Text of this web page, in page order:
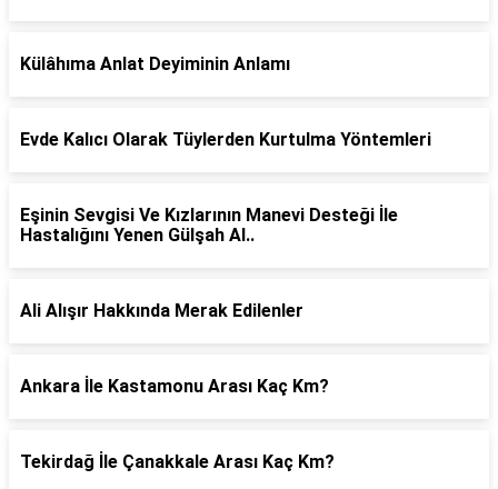
Külâhıma Anlat Deyiminin Anlamı
Evde Kalıcı Olarak Tüylerden Kurtulma Yöntemleri
Eşinin Sevgisi Ve Kızlarının Manevi Desteği İle
Hastalığını Yenen Gülşah Al..
Ali Alışır Hakkında Merak Edilenler
Ankara İle Kastamonu Arası Kaç Km?
Tekirdağ İle Çanakkale Arası Kaç Km?